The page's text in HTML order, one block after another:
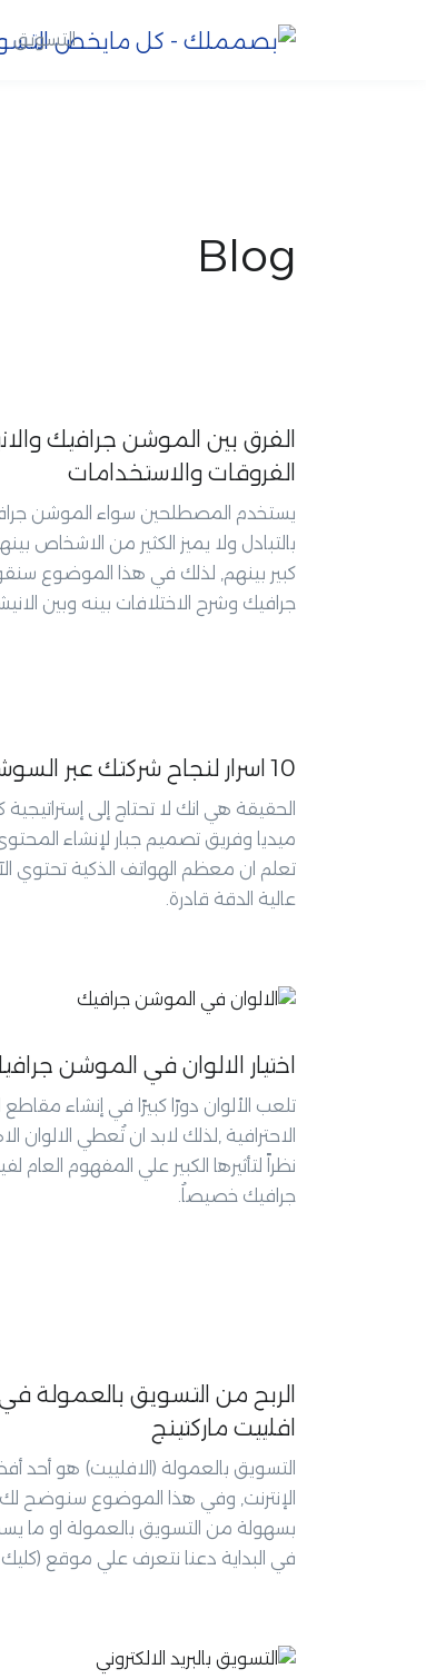
التسويق
Blog
الفرق بين الموشن جرافيك
الفروقات والاستخدامات
يستخدم المصطلحين سواء الموشن
بالتبادل ولا يميز الكثير من الاشخاص
كبير بينهم, لذلك في هذا الموضوع
جرافيك وشرح الاختلافات بينه وبين
10 اسرار لنجاح شركتك عبر السوشيال ميديا
الحقيقة هي انك لا تحتاج إلى
ميديا وفريق تصميم جبار لإنشاء
تعلم ان معظم الهواتف الذكية تحتوي
عالية الدقة قادرة.
اختيار الالوان في الموشن
تلعب الألوان دورًا كبيرًا في إنشاء
الاحترافية ,لذلك لابد ان تُعطي الالوان
نظراً لتأثيرها الكبير علي المفهوم
جرافيك خصيصاُ.
افلييت ماركتينج
التسويق بالعمولة (الافلييت) هو أحد
الإنترنت, وفي هذا الموضوع سنوضح لك
بسهولة من التسويق بالعمولة او ما
في البداية دعنا نتعرف علي موقع (كليك